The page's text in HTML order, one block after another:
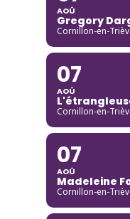
AOÛ
Gregory
Cornillon-en-
07
AOÛ
Cornillon-en-
07
AOÛ
Madeleine
Cornillon-en-